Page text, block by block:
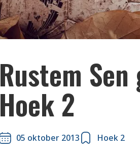
Rustem
Hoek 2
05 oktober 2013
Hoek 2